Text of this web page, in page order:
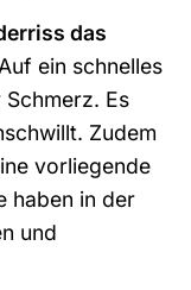
das
ein schnelles
Es
Zudem
vorliegende
haben in der
und